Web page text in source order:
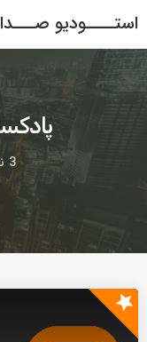
استــــودیو
3 نتیجه / صفحه 1 OF 1
star